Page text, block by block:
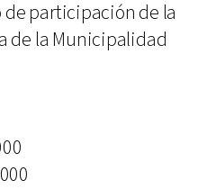
participación de la
de la Municipalidad